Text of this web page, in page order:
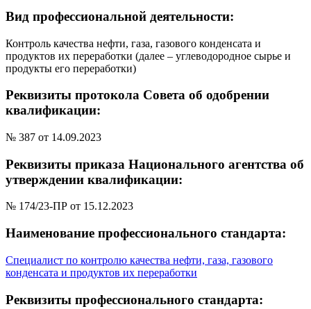
Вид профессиональной деятельности:
Контроль качества нефти, газа, газового конденсата и
продуктов их переработки (далее – углеводородное сырье и
продукты его переработки)
Реквизиты протокола Совета об одобрении
квалификации:
№ 387 от 14.09.2023
Реквизиты приказа Национального агентства об
утверждении квалификации:
№ 174/23-ПР от 15.12.2023
Наименование профессионального стандарта:
Специалист по контролю качества нефти, газа, газового
конденсата и продуктов их переработки
Реквизиты профессионального стандарта: